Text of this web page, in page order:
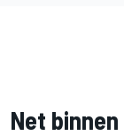
Net binnen